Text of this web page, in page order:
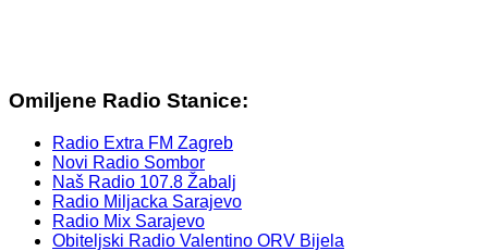
Omiljene Radio Stanice:
Radio Extra FM Zagreb
Novi Radio Sombor
Naš Radio 107.8 Žabalj
Radio Miljacka Sarajevo
Radio Mix Sarajevo
Obiteljski Radio Valentino ORV Bijela